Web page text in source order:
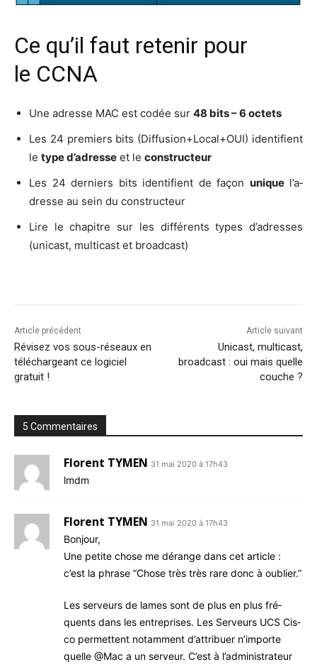
Ce qu’il faut retenir pour
le CCNA
Une adresse MAC est codée sur 48 bits – 6 octets
Les 24 pre­miers bits (Diffusion+Local+OUI) iden­ti­fient
le type d’a­dresse et le construc­teur
Les 24 der­niers bits iden­ti­fient de façon uniquel’a­
dresse au sein du constructeur
Lire le cha­pitre sur les dif­fé­rents types d’a­dresses
(uni­cast, mul­ti­cast et broadcast)
Article précédent
Révisez vos sous-réseaux en
téléchargeant ce logiciel
gratuit !
Article suivant
Unicast, multicast,
broadcast : oui mais quelle
couche ?
5 Commentaires
Florent TYMEN 31 mai 2020 à 17h43
lmdm
Florent TYMEN 31 mai 2020 à 17h43
Bon­jour,
Une petite chose me dérange dans cet article :
c’est la phrase “Chose très très rare donc à oublier.”
Les ser­veurs de lames sont de plus en plus fré­
quents dans les entre­prises. Les Ser­veurs UCS Cis­
co per­mettent notam­ment d’attribuer n’importe
quelle @Mac a un ser­veur. C’est à l’administrateur